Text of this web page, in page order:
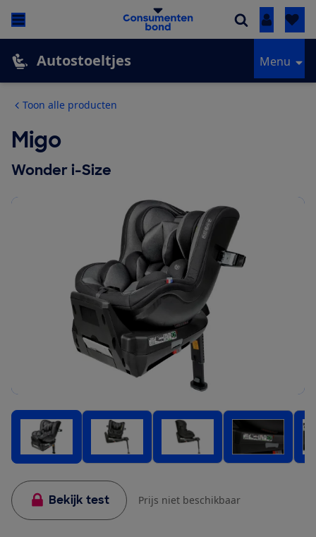
Inloggen
Autostoeltjes Menu
Toon alle producten
Migo
Wonder i-Size
Bekijk test Prijs niet beschikbaar